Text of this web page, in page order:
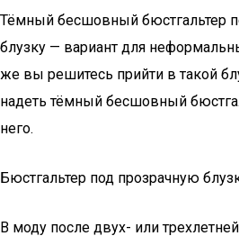
Тёмный бесшовный бюстгальтер
блузку — вариант для
же вы решитесь прийти в такой
надеть тёмный бесшовный
него.
Бюстгальтер под прозрачную
В моду после двух- или